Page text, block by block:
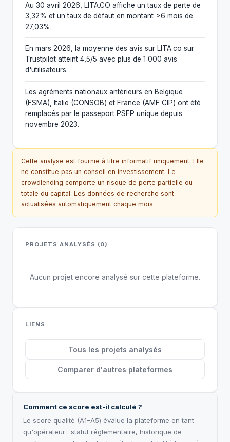
Au 30 avril 2026, LITA.CO affiche un taux de perte de
3,32% et un taux de défaut en montant >6 mois de
27,03%.
En mars 2026, la moyenne des avis sur LITA.co sur
Trustpilot atteint 4,5/5 avec plus de 1 000 avis
d'utilisateurs.
Les agréments nationaux antérieurs en Belgique
(FSMA), Italie (CONSOB) et France (AMF CIP) ont été
remplacés par le passeport PSFP unique depuis
novembre 2023.
Cette analyse est fournie à titre informatif uniquement. Elle
ne constitue pas un conseil en investissement. Le
crowdlending comporte un risque de perte partielle ou
totale du capital. Les données de recherche sont
actualisées automatiquement chaque mois.
PROJETS ANALYSÉS (0)
Aucun projet encore analysé sur cette plateforme.
LIENS
Tous les projets analysés
Comparer d'autres plateformes
Comment ce score est-il calculé ?
Le score qualité (A1–A5) évalue la plateforme en tant
qu'opérateur : statut réglementaire, historique de